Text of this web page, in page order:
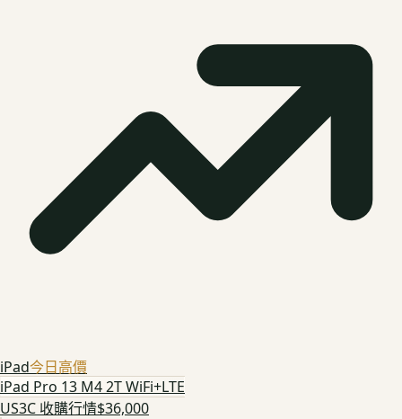
iPad今日高價
iPad Pro 13 M4 2T WiFi+LTE
US3C 收購行情$36,000